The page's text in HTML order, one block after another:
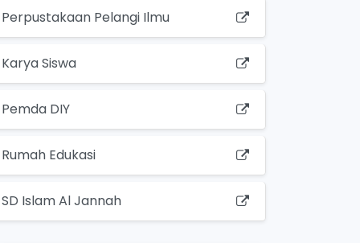
Perpustakaan Pelangi Ilmu
Karya Siswa
Pemda DIY
Rumah Edukasi
SD Islam Al Jannah